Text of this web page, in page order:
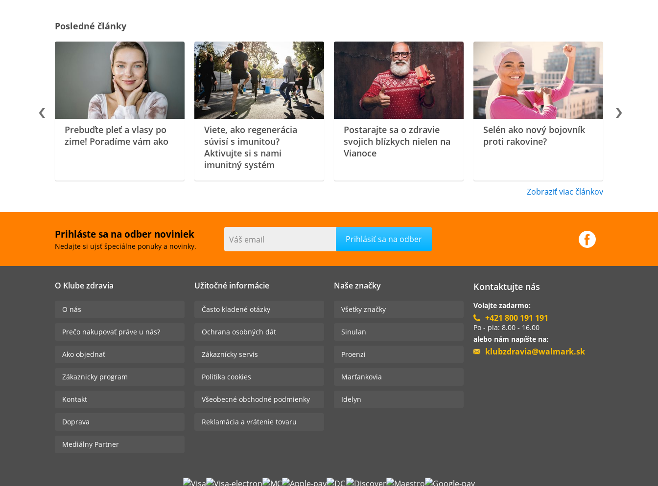
Posledné články
Prebuďte pleť a vlasy po
zime! Poradíme vám ako
Viete, ako regenerácia
súvisí s imunitou?
Aktivujte si s nami
imunitný systém
Postarajte sa o zdravie
svojich blízkych nielen na
Vianoce
Selén ako nový bojovník
proti rakovine?
Zobraziť viac článkov
Prihláste sa na odber noviniek
Nedajte si ujsť špeciálne ponuky a novinky.
Váš email
O Klube zdravia
O nás
Prečo nakupovať práve u nás?
Ako objednať
Zákaznicky program
Kontakt
Doprava
Mediálny Partner
Užitočné informácie
Často kladené otázky
Ochrana osobných dát
Zákaznícky servis
Politika cookies
Všeobecné obchodné podmienky
Reklamácia a vrátenie tovaru
Naše značky
Všetky značky
Sinulan
Proenzi
Marťankovia
Idelyn
Kontaktujte nás
Volajte zadarmo:
+421 800 191 191
Po - pia: 8.00 - 16.00
alebo nám napíšte na:
klubzdravia@walmark.sk